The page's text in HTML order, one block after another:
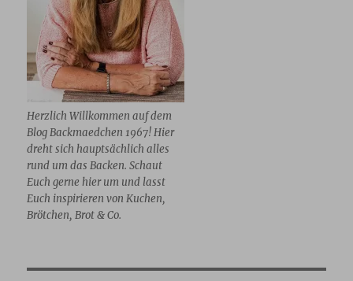
Herzlich Willkommen auf dem
Blog Backmaedchen 1967! Hier
dreht sich hauptsächlich alles
rund um das Backen. Schaut
Euch gerne hier um und lasst
Euch inspirieren von Kuchen,
Brötchen, Brot & Co.